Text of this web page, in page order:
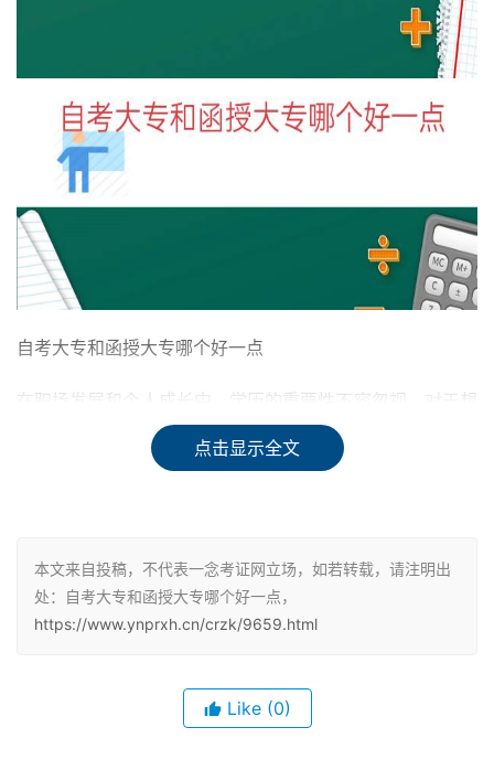
自考大专和函授大专哪个好一点
在职场发展和个人成长中，学历的重要性不容忽视。对于想
要提升学历的成年人来说，自考和函授是比较常见的选择。
那么，自考大专和函授大专哪个好一点呢？本文将从多个角
函授大专是成人高考的一种学习方式，相比自考更加灵活，
学习内容也相对简单，获得学历的难度比较低。如果你只是
学，那么建议选择函授。因为函授学历获得相对容易，简单
点击显示全文
本文来自投稿，不代表一念考证网立场，如若转载，请注明出
处：自考大专和函授大专哪个好一点，
https://www.ynprxh.cn/crzk/9659.html
Like (0)